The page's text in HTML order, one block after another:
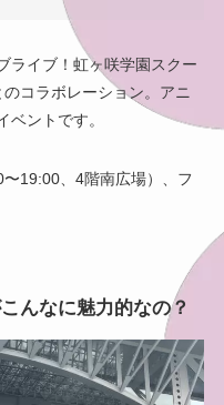
ライブ！虹ヶ咲学園スクー
コラボレーション。アニ
ベントです。
19:00、4階南広場）、フ
んなに魅力的なの？